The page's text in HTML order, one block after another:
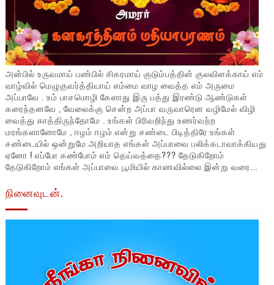
அன்பில் உருவமாய் பண்பில் சிகரமாய் குடும்பத்தின் குலவிளக்காய் எம்
வாழ்வில் மெழுகுவர்த்தியாய் எம்மை வாழ வைத்த எம் அருமை
அப்பாவே . உம் பாசமொழி கேளாது இரு பத்து இரண்டு ஆண்டுகள்
கரைந்தனவே , வேலைக்கு சென்ற அப்பா வருவாரென வழிமேல் விழி
வைத்து காத்திருந்தோமே . உங்கள் பிரிவறிந்து உணர்வற்ற
மரங்களானோமே , ஈழம் ஈழம் என்று சண்டை பிடித்திரே உங்கள்
சண்டையில் ஒன்றுமே அறியாத எங்கள் அப்பாவை பலிக்கடாவாக்கியது
ஏனோ ! எப்போ கண்போம் எம் தெய்வத்தை??? தேடுகிறோம்
தேடுகிறோம் எங்கள் அப்பாவை பூமியில் காணவில்லை இன்று வரை...
நினைவுடன்.